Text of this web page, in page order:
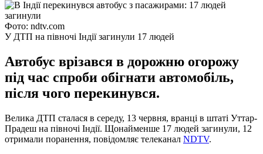
Фото: ndtv.com
У ДТП на півночі Індії загинули 17 людей
Автобус врізався в дорожню огорожу
під час спроби обігнати автомобіль,
після чого перекинувся.
Велика ДТП сталася в середу, 13 червня, вранці в штаті Уттар-
Прадеш на півночі Індії. Щонайменше 17 людей загинули, 12
отримали поранення, повідомляє телеканал NDTV.